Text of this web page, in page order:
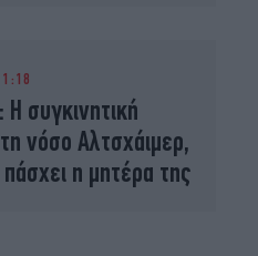
συγκινητική
νόσο Αλτσχάιμερ,
η μητέρα της